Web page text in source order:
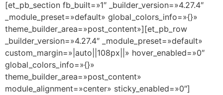
[et_pb_section fb_built=»1″ _builder_version=»4.27.4″
_module_preset=»default» global_colors_info=»{}»
theme_builder_area=»post_content»][et_pb_row
_builder_version=»4.27.4″ _module_preset=»default»
custom_margin=»|auto||108px||» hover_enabled=»0″
global_colors_info=»{}»
theme_builder_area=»post_content»
module_alignment=»center» sticky_enabled=»0″]